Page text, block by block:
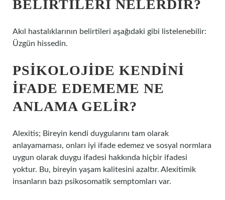
BELIRTILERI NELERDIR?
Akıl hastalıklarının belirtileri aşağıdaki gibi listelenebilir:
Üzgün ​​hissedin.
PSIKOLOJIDE KENDINI
IFADE EDEMEME NE
ANLAMA GELIR?
Alexitis; Bireyin kendi duygularını tam olarak
anlayamaması, onları iyi ifade edemez ve sosyal normlara
uygun olarak duygu ifadesi hakkında hiçbir ifadesi
yoktur. Bu, bireyin yaşam kalitesini azaltır. Alexitimik
insanların bazı psikosomatik semptomları var.